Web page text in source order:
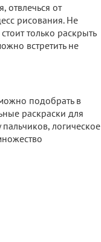
отвлечься от
рисования. Не
только раскрыть
встретить не
подобрать в
раскраски для
логическое